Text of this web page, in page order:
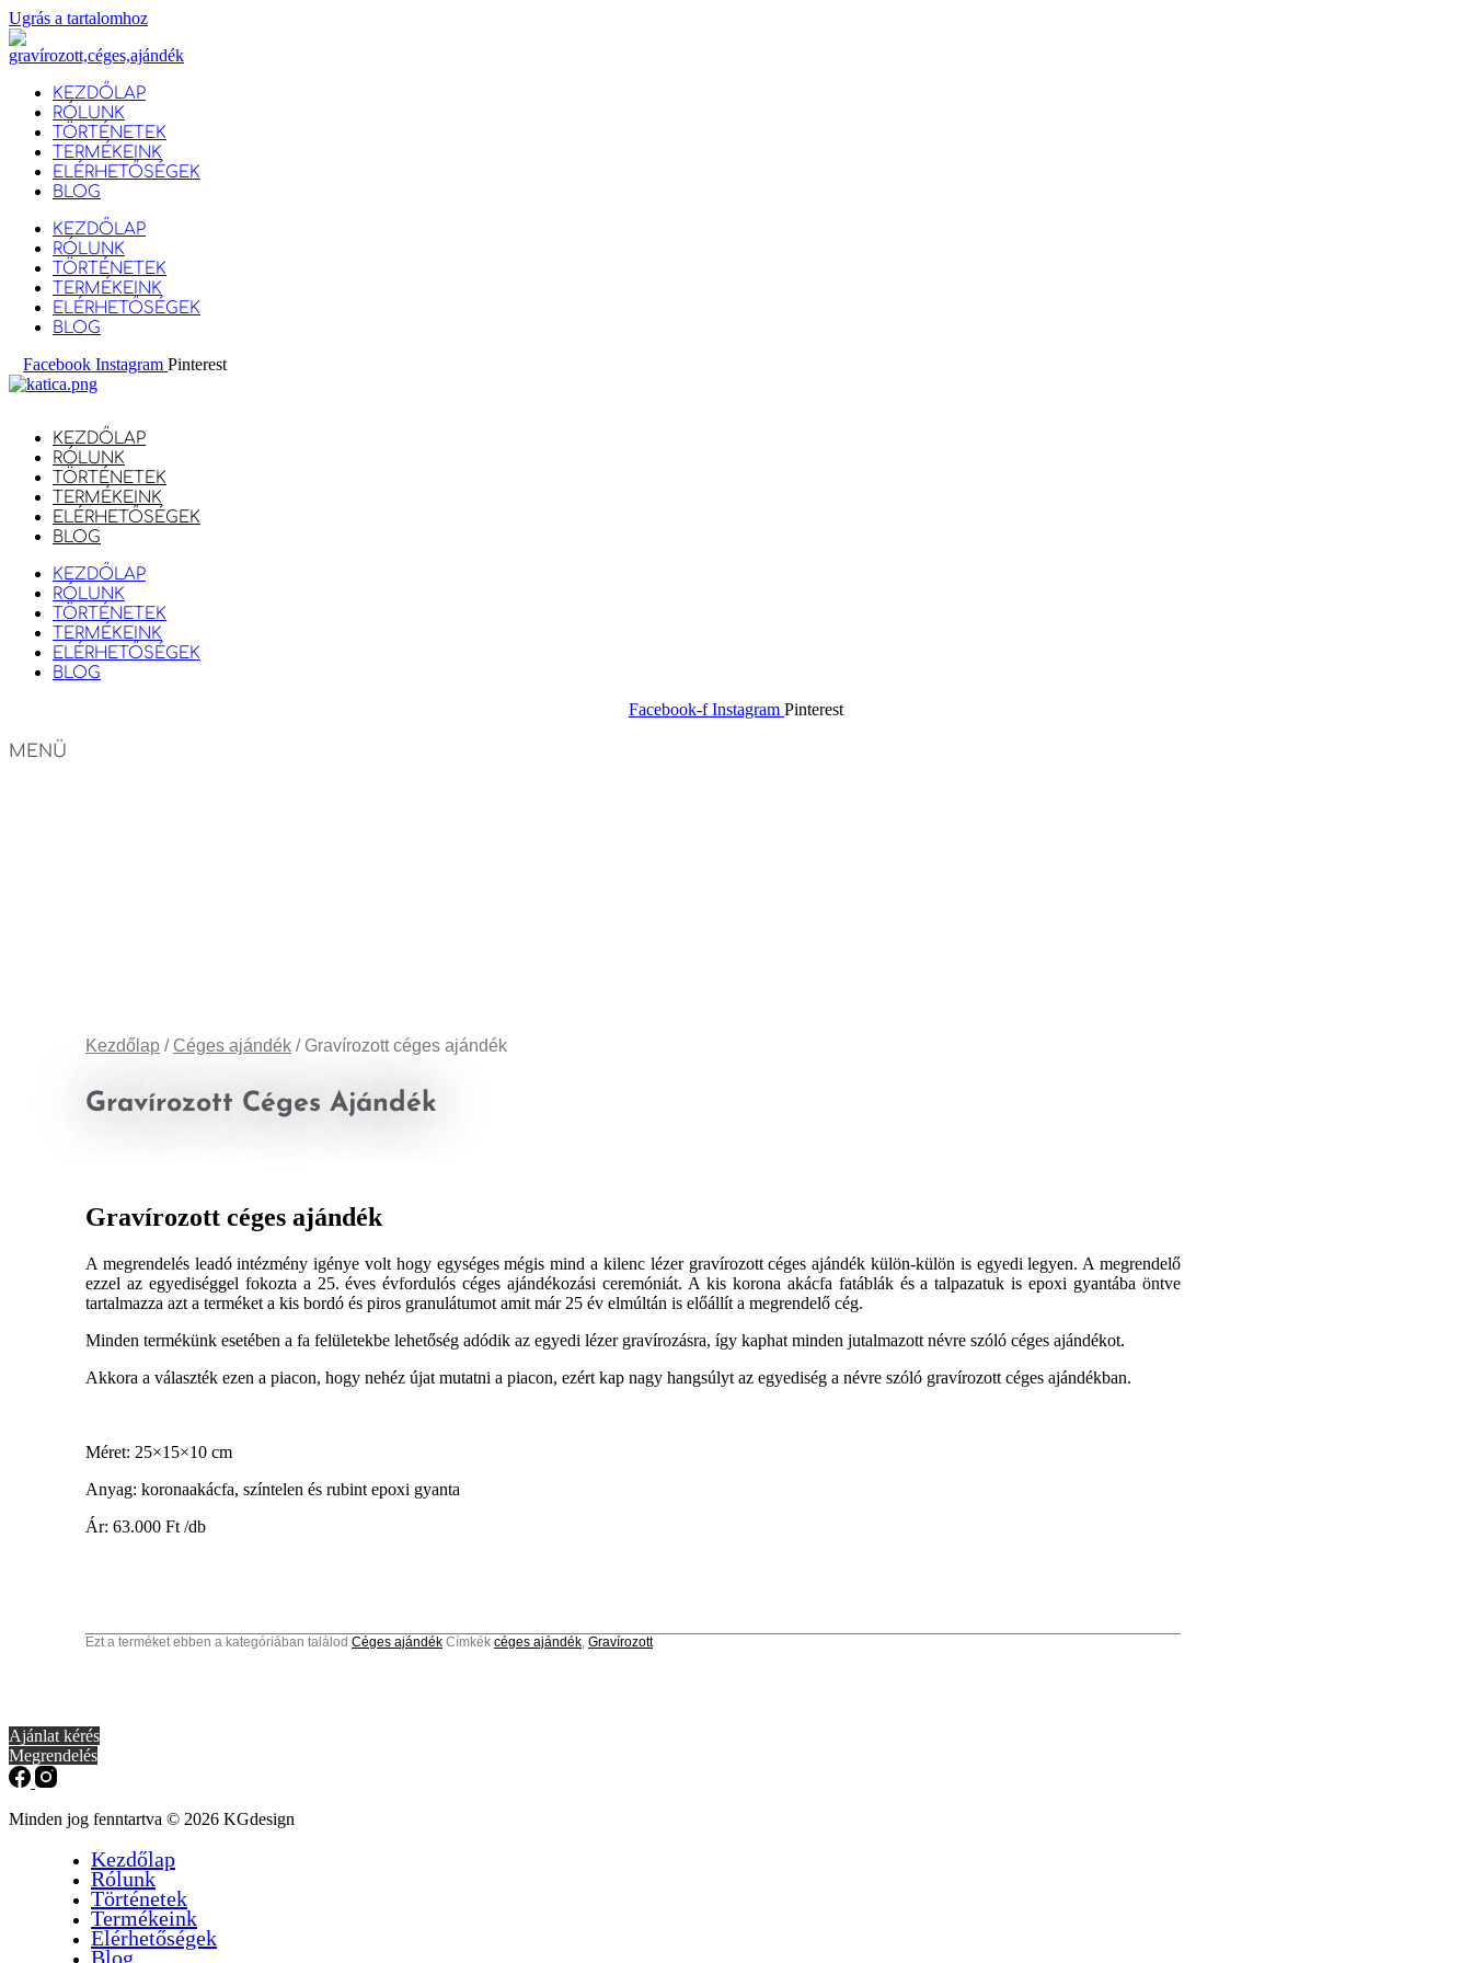
Ugrás a tartalomhoz
KEZDŐLAP
RÓLUNK
TÖRTÉNETEK
TERMÉKEINK
ELÉRHETŐSÉGEK
BLOG
KEZDŐLAP
RÓLUNK
TÖRTÉNETEK
TERMÉKEINK
ELÉRHETŐSÉGEK
BLOG
Facebook Instagram Pinterest
KEZDŐLAP
RÓLUNK
TÖRTÉNETEK
TERMÉKEINK
ELÉRHETŐSÉGEK
BLOG
KEZDŐLAP
RÓLUNK
TÖRTÉNETEK
TERMÉKEINK
ELÉRHETŐSÉGEK
BLOG
Facebook-f Instagram Pinterest
MENÜ
Kezdőlap / Céges ajándék / Gravírozott céges ajándék
Gravírozott Céges Ajándék
Gravírozott céges ajándék
A megrendelés leadó intézmény igénye volt hogy egységes mégis mind a kilenc lézer gravírozott céges ajándék külön-külön is egyedi legyen. A megrendelő
ezzel az egyediséggel fokozta a 25. éves évfordulós céges ajándékozási ceremóniát. A kis korona akácfa fatáblák és a talpazatuk is epoxi gyantába öntve
tartalmazza azt a terméket a kis bordó és piros granulátumot amit már 25 év elmúltán is előállít a megrendelő cég.
Minden termékünk esetében a fa felületekbe lehetőség adódik az egyedi lézer gravírozásra, így kaphat minden jutalmazott névre szóló céges ajándékot.
Akkora a választék ezen a piacon, hogy nehéz újat mutatni a piacon, ezért kap nagy hangsúlyt az egyediség a névre szóló gravírozott céges ajándékban.
Méret: 25×15×10 cm
Anyag: koronaakácfa, színtelen és rubint epoxi gyanta
Ár: 63.000 Ft /db
Ezt a terméket ebben a kategóriában találod Céges ajándék Címkék céges ajándék Gravírozott
Ajánlat kérés
Megrendelés
Minden jog fenntartva © 2026 KGdesign
Kezdőlap
Rólunk
Történetek
Termékeink
Elérhetőségek
Blog